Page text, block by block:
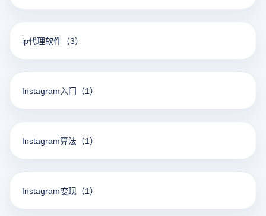
ip代理软件 （3）
Instagram入门 （1）
Instagram算法 （1）
Instagram变现 （1）